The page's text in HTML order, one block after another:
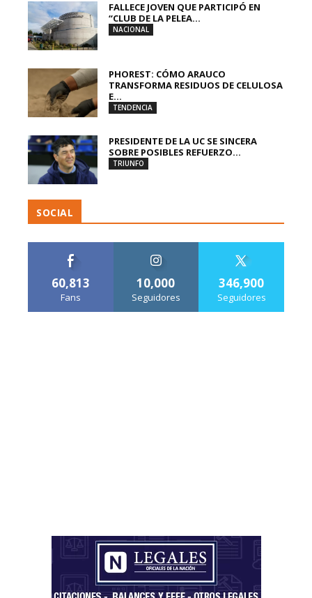
FALLECE JOVEN QUE PARTICIPÓ EN
“CLUB DE LA PELEA...
NACIONAL
PHOREST: CÓMO ARAUCO
TRANSFORMA RESIDUOS DE CELULOSA
E...
TENDENCIA
PRESIDENTE DE LA UC SE SINCERA
SOBRE POSIBLES REFUERZO...
TRIUNFO
SOCIAL
60,813
Fans
10,000
Seguidores
346,900
Seguidores